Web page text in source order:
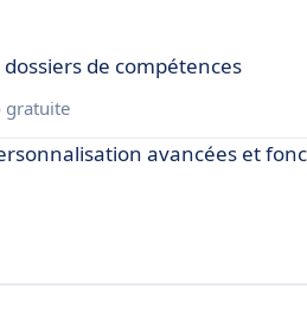
de compétences
gratuite
avancées et